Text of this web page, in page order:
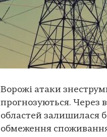
Ворожі атаки
прогнозуються. Через
областей залишилася
обмеження